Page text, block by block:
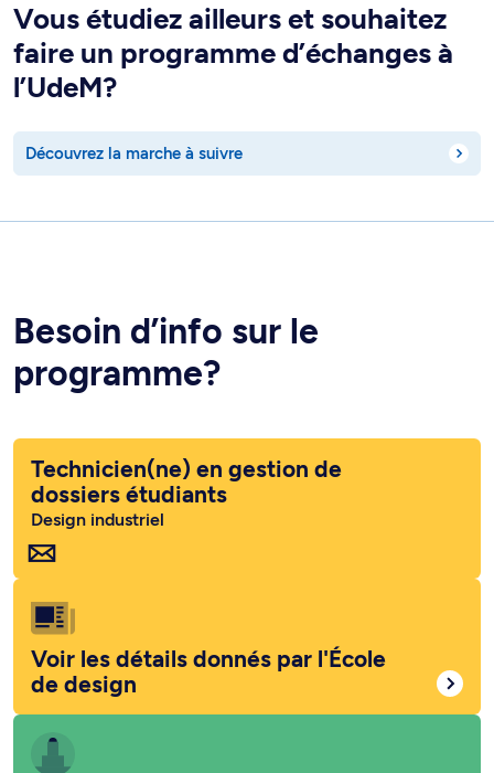
Vous étudiez ailleurs et souhaitez
faire un programme d’échanges à
l’UdeM?
Découvrez la marche à suivre
Besoin d’info sur le
programme?
Technicien(ne) en gestion de
dossiers étudiants
Design industriel
Voir les détails donnés par l'École
de design